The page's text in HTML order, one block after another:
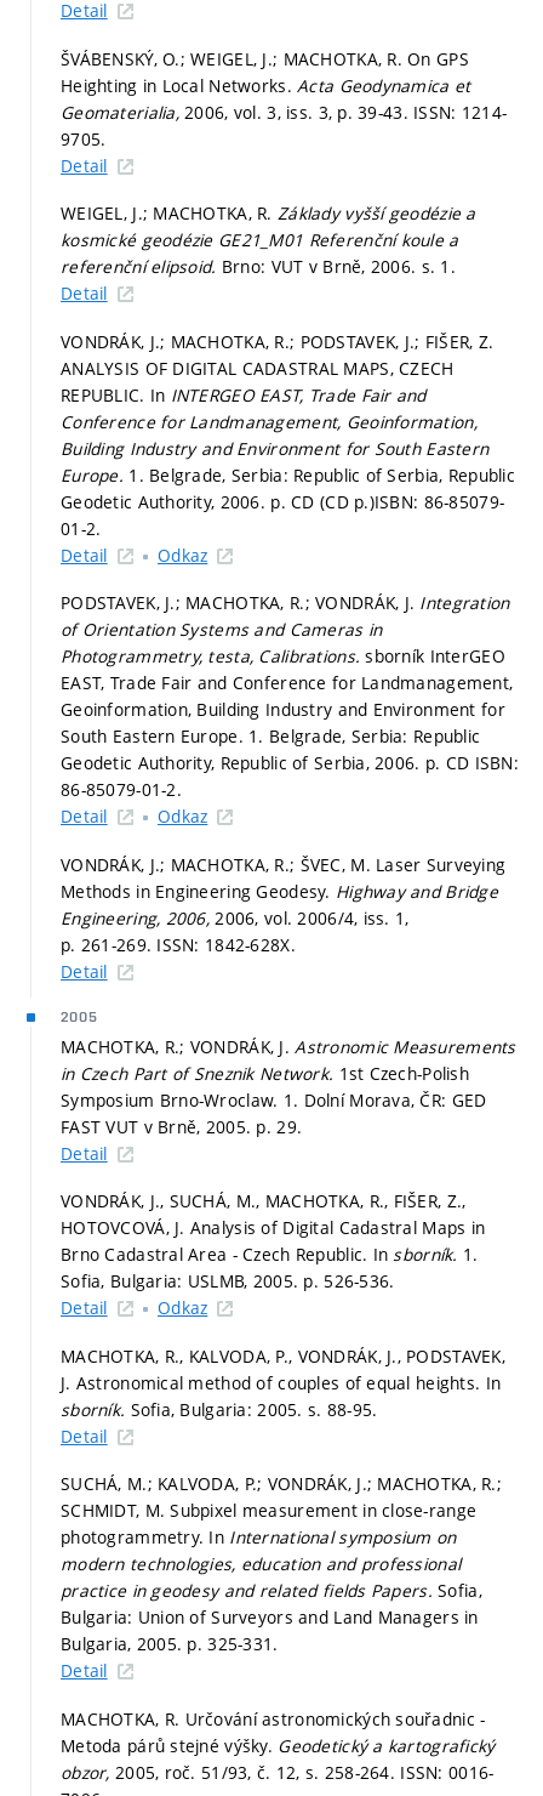
Detail
ŠVÁBENSKÝ, O.; WEIGEL, J.; MACHOTKA, R. On GPS
Heighting in Local Networks.Acta Geodynamica et
Geomaterialia, 2006, vol. 3, iss. 3, p. 39-43. ISSN: 1214-
9705.
Detail
WEIGEL, J.; MACHOTKA, R. Základy vyšší geodézie a
kosmické geodézie GE21_M01 Referenční koule a
referenční elipsoid. Brno: VUT v Brně, 2006. s. 1.
Detail
VONDRÁK, J.; MACHOTKA, R.; PODSTAVEK, J.; FIŠER, Z.
ANALYSIS OF DIGITAL CADASTRAL MAPS, CZECH
REPUBLIC. In INTERGEO EAST, Trade Fair and
Conference for Landmanagement, Geoinformation,
Building Industry and Environment for South Eastern
Europe. 1. Belgrade, Serbia: Republic of Serbia, Republic
Geodetic Authority, 2006. p. CD (CD p.)ISBN: 86-85079-
01-2.
Detail
Odkaz
PODSTAVEK, J.; MACHOTKA, R.; VONDRÁK, J. Integration
of Orientation Systems and Cameras in
Photogrammetry, testa, Calibrations.sborník InterGEO
EAST, Trade Fair and Conference for Landmanagement,
Geoinformation, Building Industry and Environment for
South Eastern Europe. 1. Belgrade, Serbia: Republic
Geodetic Authority, Republic of Serbia, 2006. p. CD ISBN:
86-85079-01-2.
Detail
Odkaz
VONDRÁK, J.; MACHOTKA, R.; ŠVEC, M. Laser Surveying
Methods in Engineering Geodesy. Highway and Bridge
Engineering, 2006, 2006, vol. 2006/4, iss. 1,
p. 261-269. ISSN: 1842-628X.
Detail
2005
MACHOTKA, R.; VONDRÁK, J.Astronomic Measurements
in Czech Part of Sneznik Network. 1st Czech-Polish
Symposium Brno-Wroclaw. 1. Dolní Morava, ČR: GED
FAST VUT v Brně, 2005. p. 29.
Detail
VONDRÁK, J., SUCHÁ, M., MACHOTKA, R., FIŠER, Z.,
HOTOVCOVÁ, J. Analysis of Digital Cadastral Maps in
Brno Cadastral Area - Czech Republic. In sborník. 1.
Sofia, Bulgaria: USLMB, 2005. p. 526-536.
Detail
Odkaz
MACHOTKA, R., KALVODA, P., VONDRÁK, J., PODSTAVEK,
J. Astronomical method of couples of equal heights. In
sborník. Sofia, Bulgaria: 2005. s. 88-95.
Detail
SUCHÁ, M.; KALVODA, P.; VONDRÁK, J.; MACHOTKA, R.;
SCHMIDT, M. Subpixel measurement in close-range
photogrammetry. In International symposium on
modern technologies, education and professional
practice in geodesy and related fields Papers.Sofia,
Bulgaria: Union of Surveyors and Land Managers in
Bulgaria, 2005. p. 325-331.
Detail
MACHOTKA, R. Určování astronomických souřadnic -
Metoda párů stejné výšky. Geodetický a kartografický
obzor, 2005, roč. 51/93, č. 12, s. 258-264. ISSN: 0016-